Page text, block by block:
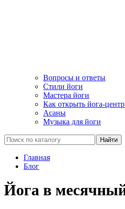
Вопросы и ответы
Стили йоги
Мастера йоги
Как открыть йога-
Асаны
Музыка для йоги
Найти
Главная
Блог
Йога в